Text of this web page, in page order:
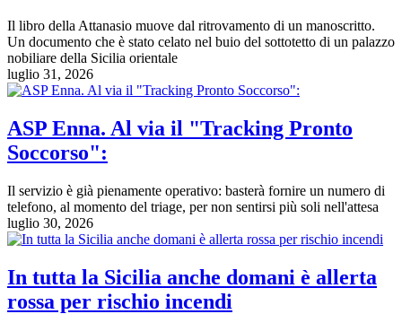
Il libro della Attanasio muove dal ritrovamento di un manoscritto.
Un documento che è stato celato nel buio del sottotetto di un palazzo
nobiliare della Sicilia orientale
luglio 31, 2026
ASP Enna. Al via il "Tracking Pronto
Soccorso":
Il servizio è già pienamente operativo: basterà fornire un numero di
telefono, al momento del triage, per non sentirsi più soli nell'attesa
luglio 30, 2026
In tutta la Sicilia anche domani è allerta
rossa per rischio incendi